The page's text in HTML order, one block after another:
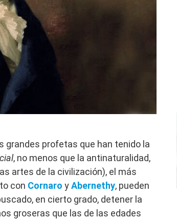
grandes profetas que han tenido la
, no menos que la antinaturalidad,
artes de la civilización), el más
con Cornaro yAbernethy, pueden
en cierto grado, detener la
groseras que las de las edades